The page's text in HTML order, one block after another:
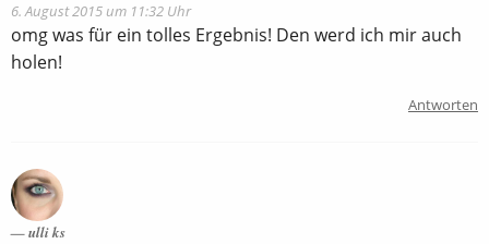
6. August 2015 um 11:32 Uhr
omg was für ein tolles Ergebnis! Den werd ich mir auch
holen!
Antworten
ulli ks